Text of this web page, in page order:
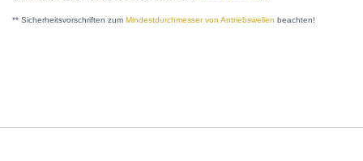
** Sicherheitsvorschriften zum Mindestdurchmesser von Antriebswellen beachten!